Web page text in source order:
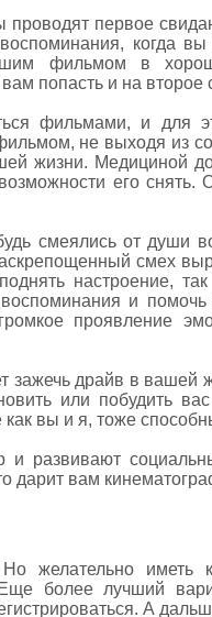
первое
когда
фильмом в
попасть и на второе
фильмами, и для
не выходя из
жизни. Медициной
его снять.
смеялись от души
смех
настроение,
и
проявление
драйв в вашей
или побудить
вы и я, тоже
и развивают
дарит вам
желательно иметь
более лучший
А